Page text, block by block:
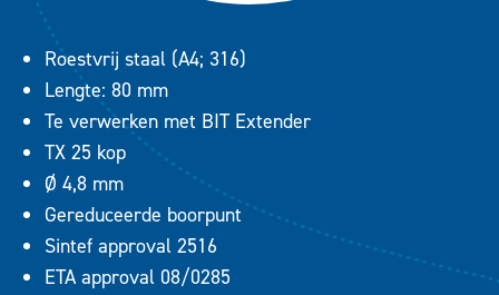
Roestvrij staal (A4; 316)
Lengte: 80 mm
Te verwerken met BIT Extender
TX 25 kop
Ø 4,8 mm
Gereduceerde boorpunt
Sintef approval 2516
ETA approval 08/0285